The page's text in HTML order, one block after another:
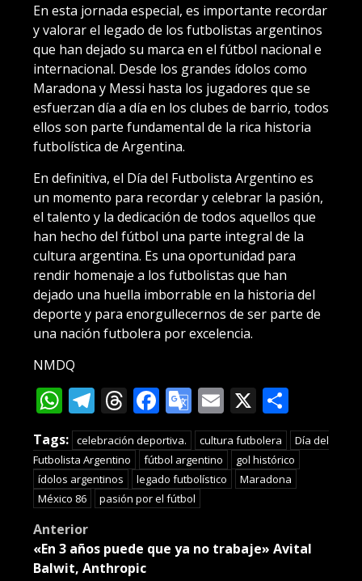
En esta jornada especial, es importante recordar
y valorar el legado de los futbolistas argentinos
que han dejado su marca en el fútbol nacional e
internacional. Desde los grandes ídolos como
Maradona y Messi hasta los jugadores que se
esfuerzan día a día en los clubes de barrio, todos
ellos son parte fundamental de la rica historia
futbolística de Argentina.
En definitiva, el Día del Futbolista Argentino es
un momento para recordar y celebrar la pasión,
el talento y la dedicación de todos aquellos que
han hecho del fútbol una parte integral de la
cultura argentina. Es una oportunidad para
rendir homenaje a los futbolistas que han
dejado una huella imborrable en la historia del
deporte y para enorgullecernos de ser parte de
una nación futbolera por excelencia.
NMDQ
WhatsApp
Telegram
Threads
Facebook
Google
Translate
Email
X
Tags: celebración deportiva. cultura futbolera
Día del
Futbolista Argentino
fútbol argentino
gol histórico
ídolos argentinos
legado futbolístico
Maradona
México 86
pasión por el fútbol
Post
navigation
Anterior
«En 3 años puede que ya no trabaje» Avital
Balwit, Anthropic